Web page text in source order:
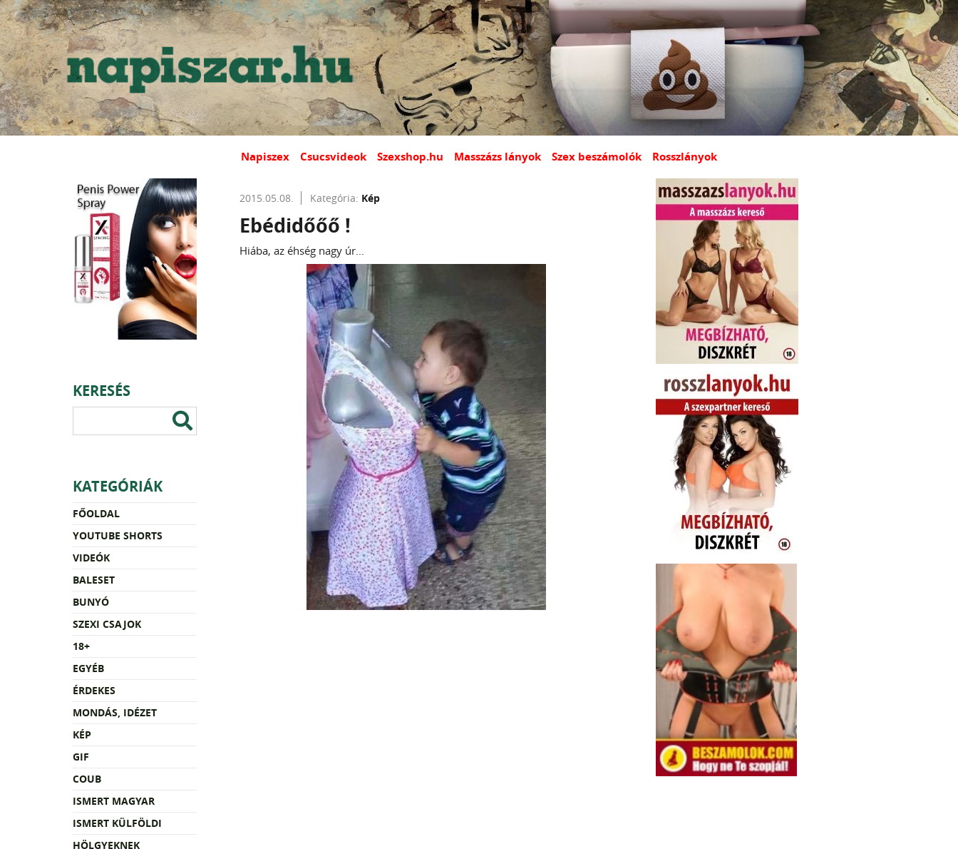
Napiszex Csucsvideok Szexshop.hu Masszázs lányok Szex beszámolók Rosszlányok
KERESÉS
KATEGÓRIÁK
FŐOLDAL
YOUTUBE SHORTS
VIDEÓK
BALESET
BUNYÓ
SZEXI CSAJOK
18+
EGYÉB
ÉRDEKES
MONDÁS, IDÉZET
KÉP
GIF
COUB
ISMERT MAGYAR
ISMERT KÜLFÖLDI
HÖLGYEKNEK
2015.05.08. Kategória: Kép
Ebédidőőő !
Hiába, az éhség nagy úr...